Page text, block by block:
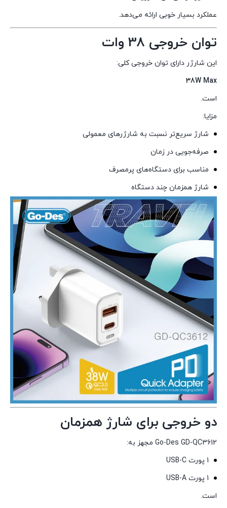
عملکرد بسیار خوبی ارائه می‌دهد.
توان خروجی 38 وات
این شارژر دارای توان خروجی کلی:
38W Max
است.
مزایا:
شارژ سریع‌تر نسبت به شارژرهای معمولی
صرفه‌جویی در زمان
مناسب برای دستگاه‌های پرمصرف
شارژ همزمان چند دستگاه
دو خروجی برای شارژ همزمان
Go-Des GD-QC3612 مجهز به:
1 پورت USB-C
1 پورت USB-A
است.